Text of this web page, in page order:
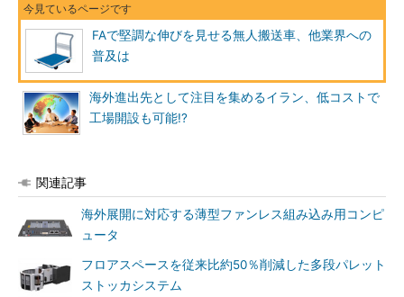
FAで堅調な伸びを見せる無人搬送車、他業界への
普及は
海外進出先として注目を集めるイラン、低コストで
工場開設も可能!?
関連記事
海外展開に対応する薄型ファンレス組み込み用コンピ
ュータ
フロアスペースを従来比約50％削減した多段パレット
ストッカシステム